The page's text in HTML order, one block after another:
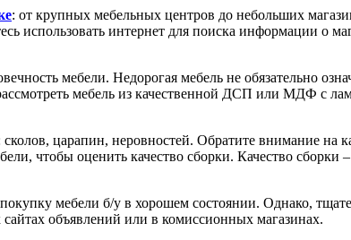
: от крупных мебельных центров до небольших
использовать интернет для поиска информации о
мебели. Недорогая мебель не обязательно
мебель из качественной ДСП или МДФ с
царапин, неровностей. Обратите внимание
чтобы оценить качество сборки. Качество сборки
мебели б/у в хорошем состоянии. Однако,
объявлений или в комиссионных магазинах.